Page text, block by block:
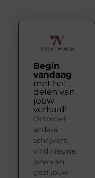
Begin
vandaag
met het
delen van
jouw
verhaal!
Ontmoet
andere
schrijvers,
vind nieuwe
lezers en
geef jouw